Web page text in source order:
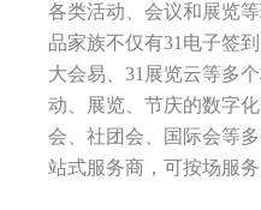
各类活动、会议和展览
品家族不仅有31电子签
大会易、31展览云等多
动、展览、节庆的数字
会、社团会、国际会等
站式服务商，可按场服务